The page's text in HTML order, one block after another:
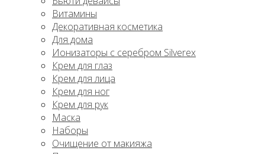
Витамины
Декоративная косметика
Для дома
Ионизаторы с серебром Silverex
Крем для глаз
Крем для лица
Крем для ног
Крем для рук
Маска
Наборы
Очищение от макияжа